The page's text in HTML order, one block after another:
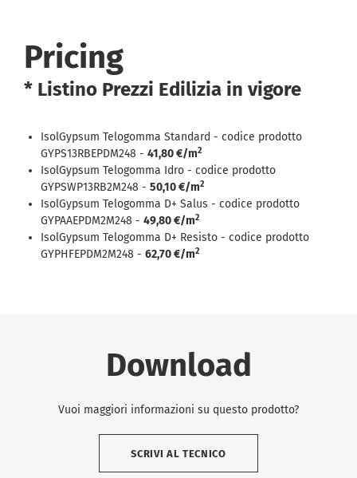
Pricing
* Listino Prezzi Edilizia in vigore
IsolGypsum Telogomma Standard - codice prodotto
GYPS13RBEPDM248 - 41,80 €/m2
IsolGypsum Telogomma Idro - codice prodotto
GYPSWP13RB2M248 - 50,10 €/m2
IsolGypsum Telogomma D+ Salus - codice prodotto
GYPAAEPDM2M248 - 49,80 €/m2
IsolGypsum Telogomma D+ Resisto - codice prodotto
GYPHFEPDM2M248 - 62,70 €/m2
Download
Vuoi maggiori informazioni su questo prodotto?
SCRIVI AL TECNICO